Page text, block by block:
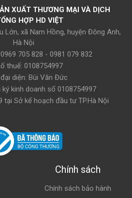
như bài viết
XUẤT THƯƠNG MẠI VÀ DỊCH
HỢP HD VIỆT
Lớn, xã Nam Hồng, huyện Đông Anh,
Hà Nội
705 828 - 0981 079 832
thuế: 0108754997
diện: Bùi Văn Đức
ký kinh doanh số 0108754997
tại Sở kế hoạch đầu tư TP.Hà Nội
Chính sách
Chính sách bảo hành